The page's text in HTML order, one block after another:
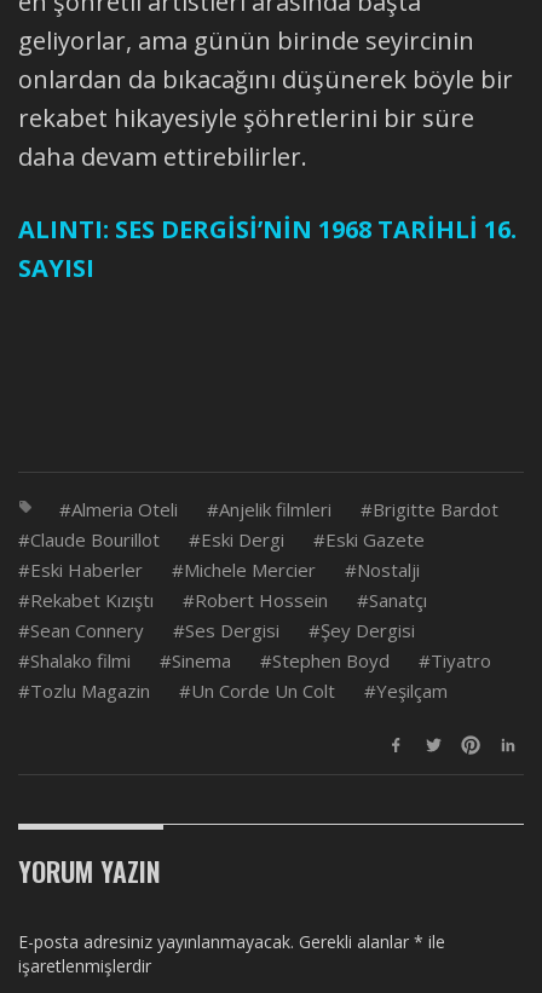
geliyorlar, ama günün birinde seyircinin
onlardan da bıkacağını düşünerek böyle bir
rekabet hikayesiyle şöhretlerini bir süre
daha devam ettirebilirler.
ALINTI: SES DERGİSİ’NİN 1968 TARİHLİ 16.
SAYISI
Almeria Oteli Anjelik filmleri
Brigitte Bardot
Claude Bourillot
Eski Dergi
Eski Gazete
Eski Haberler
Michele Mercier
Nostalji
Rekabet Kızıştı
Robert Hossein
Sanatçı
Sean Connery
Ses Dergisi
Şey Dergisi
Shalako filmi
Sinema Stephen Boyd
Tiyatro
Tozlu Magazin
Un Corde Un Colt Yeşilçam
YORUM YAZIN
E-posta adresiniz yayınlanmayacak. Gerekli alanlar * ile
işaretlenmişlerdir